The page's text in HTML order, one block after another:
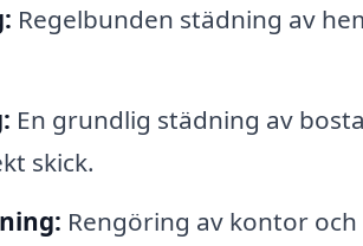
Regelbunden städning av
En grundlig städning av
skick.
Rengöring av kontor